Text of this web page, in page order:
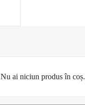
Nu ai niciun produs în coș.